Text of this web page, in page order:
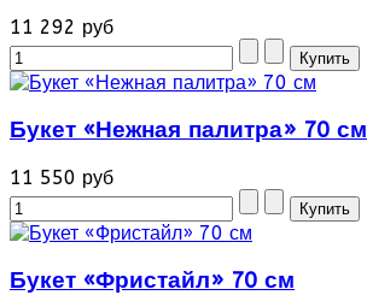
11 292 руб
Букет «Нежная палитра» 70 см
11 550 руб
Букет «Фристайл» 70 см